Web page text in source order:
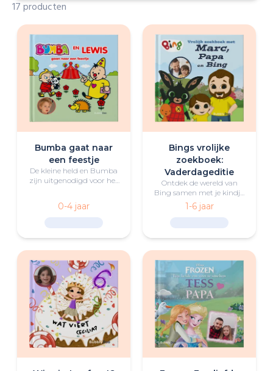
17 producten
Bumba gaat naar
een feestje
De kleine held en Bumba
zijn uitgenodigd voor het
cadeautje vinden…
0-4 jaar
Bings vrolijke
zoekboek:
Vaderdageditie
Ontdek de wereld van
Bing samen met je kindje,
diens vader, en Bing en
zijn vriendjes in dit
1-6 jaar